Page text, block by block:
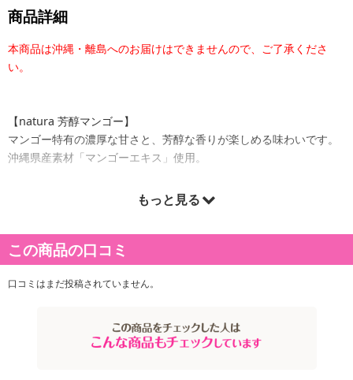
商品詳細
本商品は沖縄・離島へのお届けはできませんので、ご了承くださ
い。
【natura 芳醇マンゴー】
マンゴー特有の濃厚な甘さと、芳醇な香りが楽しめる味わいです。
沖縄県産素材「マンゴーエキス」使用。
【natura 爽やかシークヮーサー】
シークヮーサーの酸味・甘味・苦みのバランスを調整し、爽やかな
沖縄県産素材「シークヮーサーエキス」「シークヮーサー果汁」使
用。
もっと見る
この商品の口コミ
口コミはまだ投稿されていません。